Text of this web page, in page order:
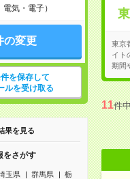
気・電子）
の変更
を保存して
ルを受け取る
果を見る
をさがす
玉県 群馬県
栃
東京
イト
期間
11件